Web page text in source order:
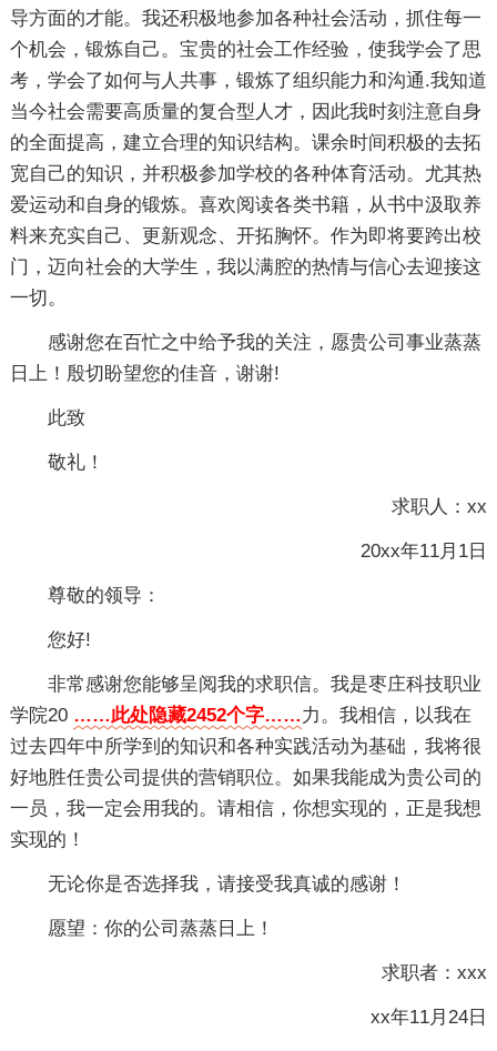
导方面的才能。我还积极地参加各种社会活动，抓住每一
个机会，锻炼自己。宝贵的社会工作经验，使我学会了思
考，学会了如何与人共事，锻炼了组织能力和沟通.我知道
当今社会需要高质量的复合型人才，因此我时刻注意自身
的全面提高，建立合理的知识结构。课余时间积极的去拓
宽自己的知识，并积极参加学校的各种体育活动。尤其热
爱运动和自身的锻炼。喜欢阅读各类书籍，从书中汲取养
料来充实自己、更新观念、开拓胸怀。作为即将要跨出校
门，迈向社会的大学生，我以满腔的热情与信心去迎接这
一切。
感谢您在百忙之中给予我的关注，愿贵公司事业蒸蒸
日上！殷切盼望您的佳音，谢谢!
此致
敬礼！
求职人：xx
20xx年11月1日
尊敬的领导：
您好!
非常感谢您能够呈阅我的求职信。我是枣庄科技职业
学院20 ……此处隐藏2452个字……力。我相信，以我在
过去四年中所学到的知识和各种实践活动为基础，我将很
好地胜任贵公司提供的营销职位。如果我能成为贵公司的
一员，我一定会用我的。请相信，你想实现的，正是我想
实现的！
无论你是否选择我，请接受我真诚的感谢！
愿望：你的公司蒸蒸日上！
求职者：xxx
xx年11月24日